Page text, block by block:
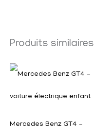
Produits similaires
Mercedes Benz GT4 –